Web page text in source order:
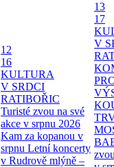
12
16
KULTURA
V SRDCI
RATIBOŘIC
Turisté zvou na své
akce v srpnu 2026
Kam za kopanou v
srpnu Letní koncerty
v Rudrově mlýně –
13
17
V